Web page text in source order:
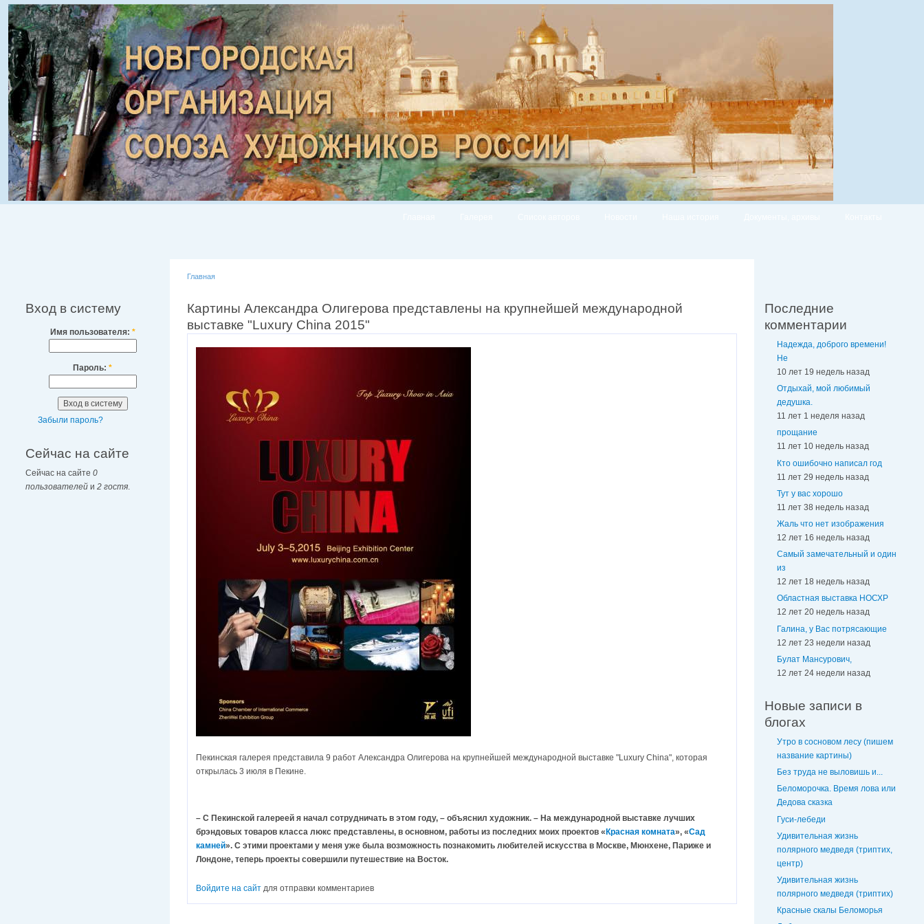
Вход в систему
Имя пользователя: *
Пароль: *
Забыли пароль?
Сейчас на сайте
Сейчас на сайте 0
пользователей и 2 гостя
Главная
Картины Александра Олигерова представлены на крупнейшей международной
выставке "Luxury China 2015"
Пекинская галерея представила 9 работ Александра Олигерова на крупнейшей международной выставке "Luxury China", которая
открылась 3 июля в Пекине.
– С Пекинской галереей я начал сотрудничать в этом году, – объяснил художник. – На международной выставке лучших
брэндовых товаров класса люкс представлены, в основном, работы из последних моих проектов « Красная комната», «Сад
камней». С этими проектами у меня уже была возможность познакомить любителей искусства в Москве, Мюнхене, Париже и
Лондоне, теперь проекты совершили путешествие на Восток.
Войдите на сайт для отправки комментариев
Последние
комментарии
Надежда, доброго времени!
Не
10 лет 19 недель назад
Отдыхай, мой любимый
дедушка.
11 лет 1 неделя назад
прощание
11 лет 10 недель назад
Кто ошибочно написал год
11 лет 29 недель назад
Тут у вас хорошо
11 лет 38 недель назад
Жаль что нет изображения
12 лет 16 недель назад
Самый замечательный и один
из
12 лет 18 недель назад
Областная выставка НОСХР
12 лет 20 недель назад
Галина, у Вас потрясающие
12 лет 23 недели назад
Булат Мансурович,
12 лет 24 недели назад
Новые записи в
блогах
Утро в сосновом лесу (пишем
название картины)
Без труда не выловишь и...
Беломорочка. Время лова или
Дедова сказка
Гуси-лебеди
Удивительная жизнь
полярного медведя (триптих,
центр)
Удивительная жизнь
полярного медведя (триптих)
Красные скалы Беломорья